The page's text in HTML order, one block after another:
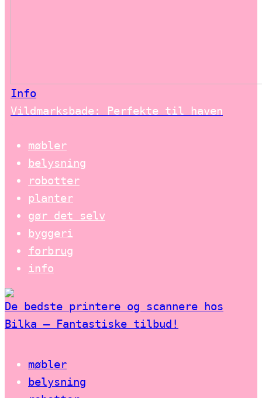
Info
Vildmarksbade: Perfekte til haven
møbler
belysning
robotter
planter
gør det selv
byggeri
forbrug
info
De bedste printere og scannere hos
Bilka – Fantastiske tilbud!
møbler
belysning